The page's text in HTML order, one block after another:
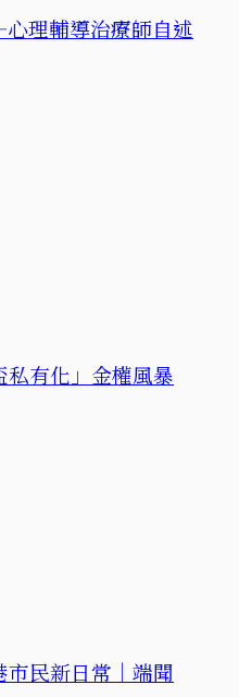
理輔導治療師自述
有化」金權風暴
市民新日常｜端聞